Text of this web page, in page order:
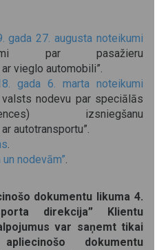
gada 27. augusta noteikumi
par pasažieru
vieglo automobili”.
gada 6. marta noteikumi
valsts nodevu par speciālās
izsniegšanu
autotransportu”.
.
nodevām”.
dokumentu likuma 4.
direkcija” Klientu
var saņemt tikai
dokumentu